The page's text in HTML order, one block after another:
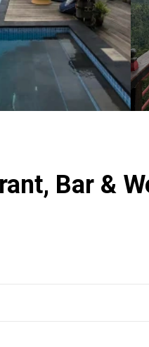
Bar &